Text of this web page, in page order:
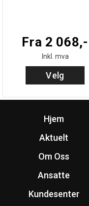
Fra 2 068,-
Inkl. mva
Velg
Hjem
Aktuelt
Om Oss
Ansatte
Kundesenter